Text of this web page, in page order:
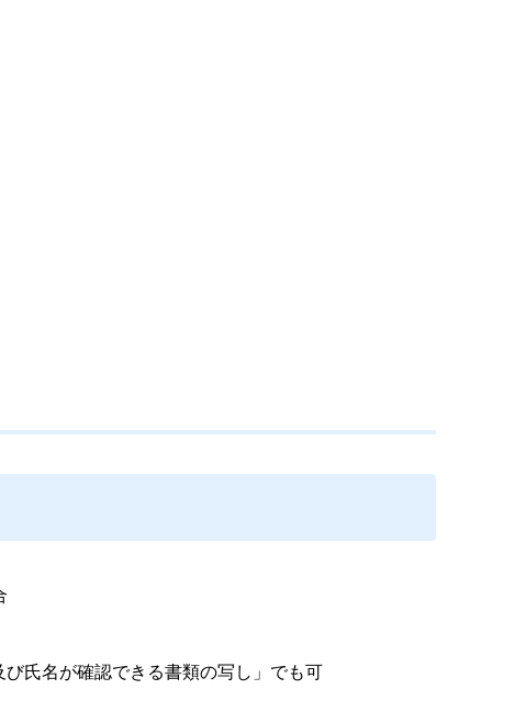
氏名が確認できる書類の写し」でも可